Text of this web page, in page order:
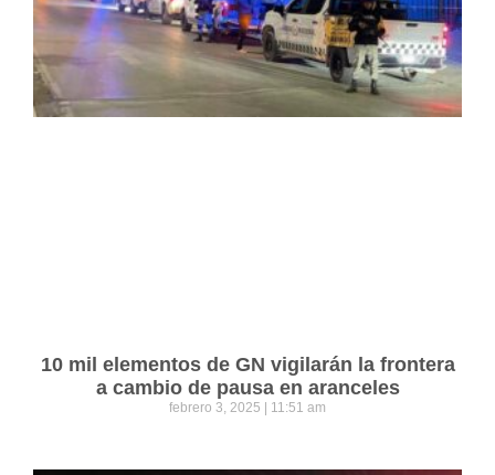
10 mil elementos de GN vigilarán la frontera
a cambio de pausa en aranceles
febrero 3, 2025 11:51 am